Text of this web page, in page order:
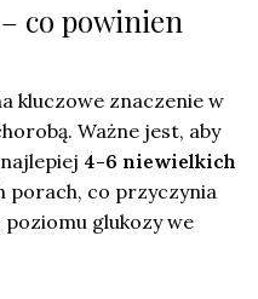
co powinien
kluczowe znaczenie w
Ważne jest, aby
4-6 niewielkich
porach, co przyczynia
glukozy we